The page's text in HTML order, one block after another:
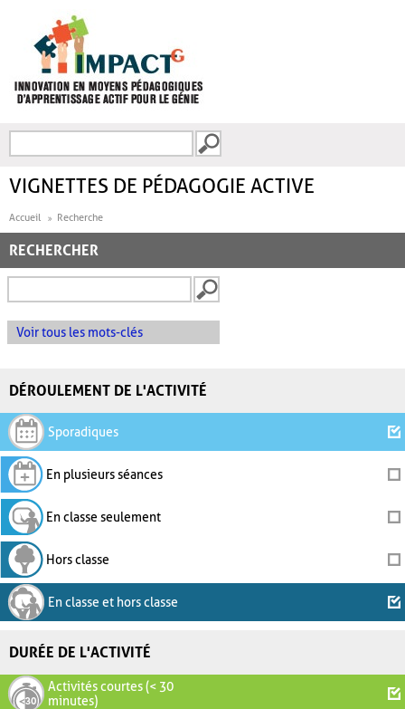
FORMULAIRE DE
VIGNETTES DE PÉDAGOGIE ACTIVE
Accueil Recherche
RECHERCHER
Voir tous les mots-clés
DÉROULEMENT DE L'ACTIVITÉ
Sporadiques
En plusieurs séances
En classe seulement
Hors classe
En classe et hors classe
DURÉE DE L'ACTIVITÉ
Activités courtes (< 30
minutes)